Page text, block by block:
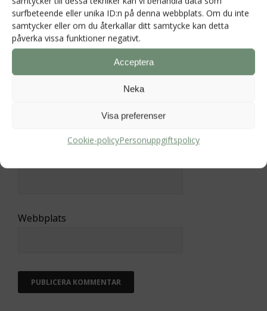
surfbeteende eller unika ID:n på denna webbplats. Om du inte
samtycker eller om du återkallar ditt samtycke kan detta
påverka vissa funktioner negativt.
Acceptera
Neka
Visa preferenser
Cookie-policyPersonuppgiftspolicy
Webbplats